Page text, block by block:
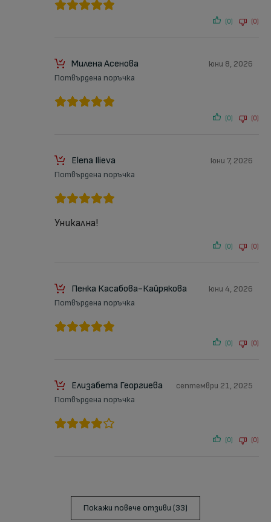
(0) (0)
Милена Асенова
Потвърдена поръчка
юни 8, 2026
(0) (0)
Elena Ilieva
Потвърдена поръчка
юни 7, 2026
Уникална!
(0) (0)
Пенка Касабова-Кайрякова
Потвърдена поръчка
юни 4, 2026
(0) (0)
Елизабета Георгиева
Потвърдена поръчка
септември 21, 2025
(0) (0)
Покажи повече отзиви (33)